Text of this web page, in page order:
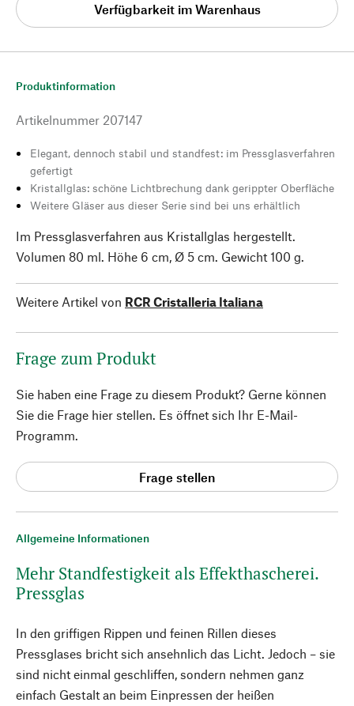
Verfügbarkeit im Warenhaus
Allgemeine Informationen
Mehr Standfestigkeit als Effekthascherei.
Pressglas
In den griffigen Rippen und feinen Rillen dieses
Pressglases bricht sich ansehnlich das Licht. Jedoch – sie
sind nicht einmal geschliffen, sondern nehmen ganz
einfach Gestalt an beim Einpressen der heißen
Produktinformation
Artikelnummer 207147
Elegant, dennoch stabil und standfest: im Pressglasverfahren
gefertigt
Kristallglas: schöne Lichtbrechung dank gerippter Oberfläche
Weitere Gläser aus dieser Serie sind bei uns erhältlich
Im Pressglasverfahren aus Kristallglas hergestellt.
Volumen 80 ml. Höhe 6 cm, Ø 5 cm. Gewicht 100 g.
Weitere Artikel von RCR Cristalleria Italiana
Frage zum Produkt
Sie haben eine Frage zu diesem Produkt? Gerne können
Sie die Frage hier stellen. Es öffnet sich Ihr E-Mail-
Programm.
Frage stellen